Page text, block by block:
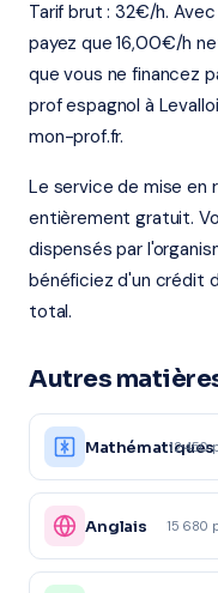
Tarif brut : 32€/h.
payez que 16,00€/h
que vous ne financez
prof espagnol à
mon-prof.fr.
Le service de mise en
entièrement gratuit.
dispensés par
bénéficiez d'un crédit
total.
Autres
Mathématiques
12 450
Anglais 15 680